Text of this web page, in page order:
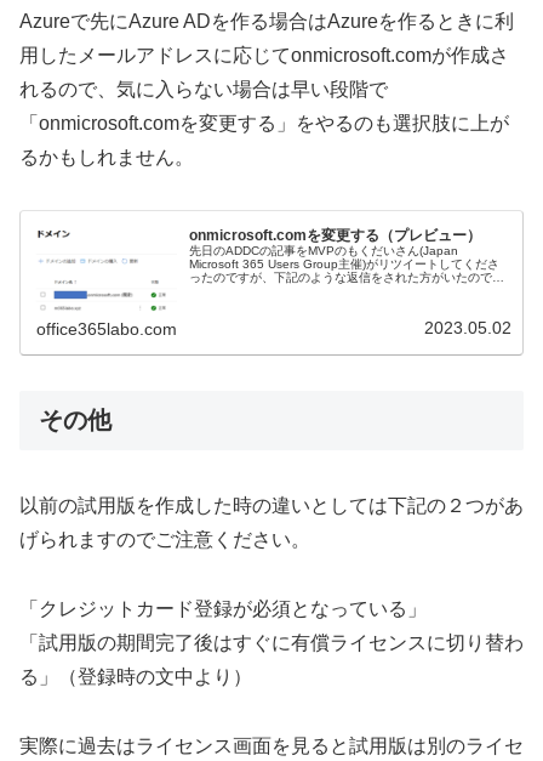
Azureで先にAzure ADを作る場合はAzureを作るときに利
用したメールアドレスに応じてonmicrosoft.comが作成さ
れるので、気に入らない場合は早い段階で
「onmicrosoft.comを変更する」をやるのも選択肢に上が
るかもしれません。
onmicrosoft.comを変更する（プレビュー）
先日のADDCの記事をMVPのもくだいさん(Japan
Microsoft 365 Users Group主催)がリツイートしてくださ
ったのですが、下記のような返信をされた方がいたので試
office365labo.com 2023.05.02
その他
以前の試用版を作成した時の違いとしては下記の２つがあ
げられますのでご注意ください。
「クレジットカード登録が必須となっている」
「試用版の期間完了後はすぐに有償ライセンスに切り替わ
る」（登録時の文中より）
実際に過去はライセンス画面を見ると試用版は別のライセ